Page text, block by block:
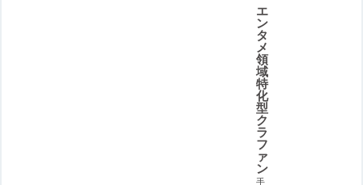
エ
ン
タ
メ
領
域
特
化
型
ク
ラ
フ
ァ
ン
手